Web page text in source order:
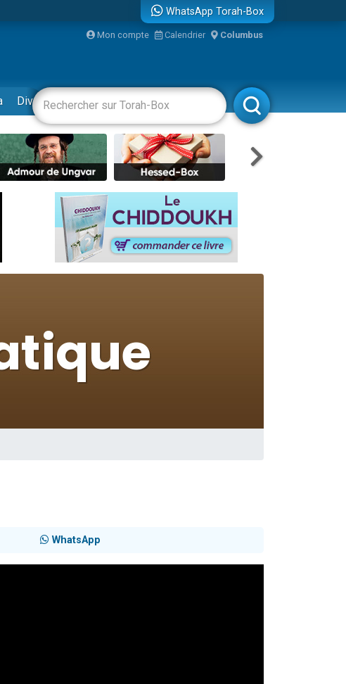
à travers le temps
leur maman
WhatsApp Torah-Box
Mon compte Calendrier Columbus
Divertissements Livres Rabbanim
WhatsApp